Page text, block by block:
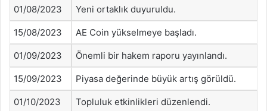
01/08/2023 Yeni ortaklık duyuruldu.
15/08/2023 AE Coin yükselmeye başladı.
01/09/2023 Önemli bir hakem raporu yayınlandı.
15/09/2023 Piyasa değerinde büyük artış görüldü.
01/10/2023 Topluluk etkinlikleri düzenlendi.